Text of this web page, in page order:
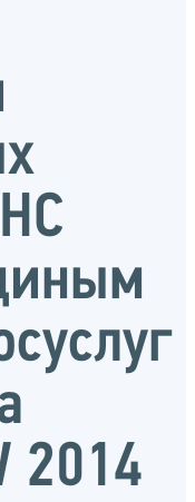
2014